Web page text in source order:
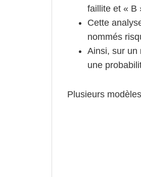
faillite et « B
Cette
nommés
Ainsi, sur un
une
Plusieurs